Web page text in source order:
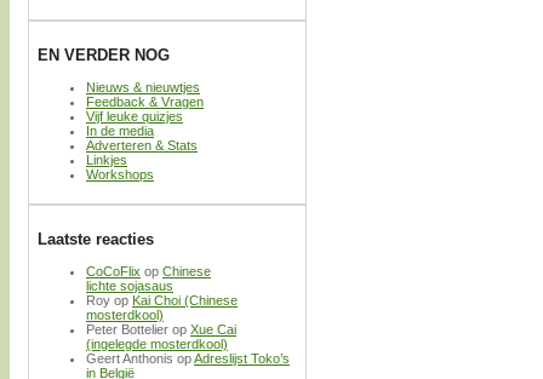
EN VERDER NOG
Nieuws & nieuwtjes
Feedback & Vragen
Vijf leuke quizjes
In de media
Adverteren & Stats
Linkjes
Workshops
Laatste reacties
CoCoFlix op Chinese
lichte sojasaus
Roy op Kai Choi (Chinese
mosterdkool)
Peter Bottelier op Xue Cai
(ingelegde mosterdkool)
Geert Anthonis opAdreslijst Toko’s
in België